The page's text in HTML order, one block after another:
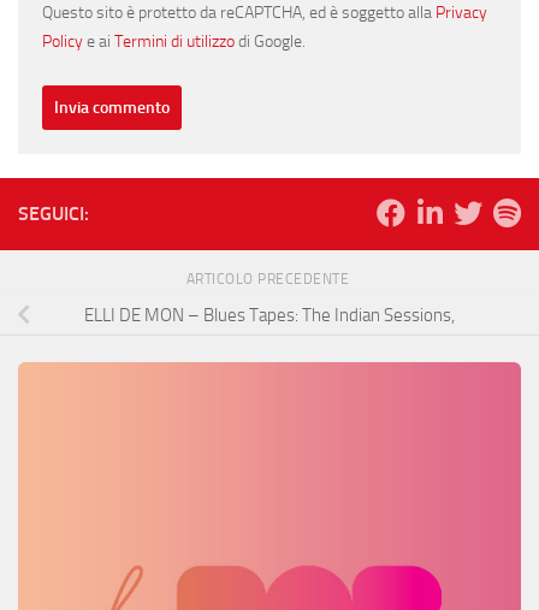
Questo sito è protetto da reCAPTCHA, ed è soggetto alla Privacy
Policye ai Termini di utilizzodi Google.
SEGUICI:
ARTICOLO PRECEDENTE
ELLI DE MON – Blues Tapes: The Indian Sessions,